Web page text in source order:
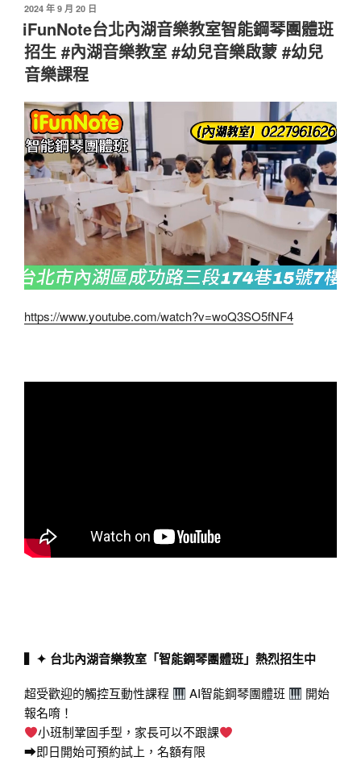
發
佈
於
2024 年 9 月 20 日
iFunNote台北內湖音樂教室智能鋼琴團體班
招生 #內湖音樂教室 #幼兒音樂啟蒙 #幼兒
音樂課程
https://www.youtube.com/watch?v=woQ3SO5fNF4
▍✦ 台北內湖音樂教室「智能鋼琴團體班」熱烈招生中
超受歡迎的觸控互動性課程 AI智能鋼琴團體班
開始
報名唷！
小班制鞏固手型，家長可以不跟課
➡即日開始可預約試上，名額有限